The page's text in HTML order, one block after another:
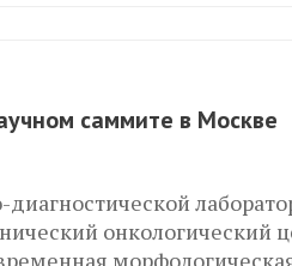
саммите в Москве
онкологический